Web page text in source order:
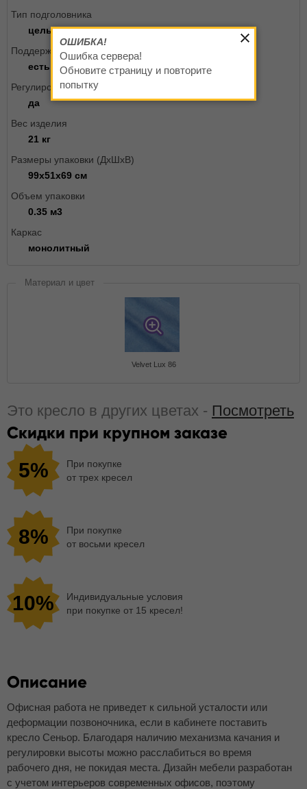
Тип подголовника
цельный со спинкой
Поддержка спины
есть
Регулировка жесткости качания
да
Вес изделия
21 кг
Размеры упаковки (ДxШxВ)
99х51х69 см
Объем упаковки
0.35 м3
Каркас
монолитный
Материал и цвет
Velvet Lux 86
Это кресло в других цветах - Посмотреть
Скидки при крупном заказе
5%
При покупке
от трех кресел
8%
При покупке
от восьми кресел
10%
Индивидуальные условия
при покупке от 15 кресел!
Описание
Офисная работа не приведет к сильной усталости или
деформации позвоночника, если в кабинете поставить
кресло Сеньор. Благодаря наличию механизма качания и
регулировки высоты можно расслабиться во время
рабочего дня, не покидая места. Дизайн мебели разработан
с учетом интерьеров современных офисов, поэтому
ОШИБКА!
Ошибка сервера!
Обновите страницу и повторите
попытку